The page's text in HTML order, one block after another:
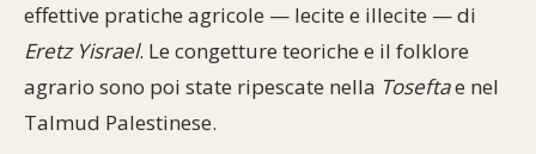
effettive pratiche agricole — lecite e illecite — di
Eretz Yisrael. Le congetture teoriche e il folklore
agrario sono poi state ripescate nella Toseftae nel
Talmud Palestinese.